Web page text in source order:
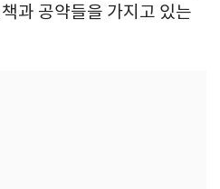
과 공약들을 가지고 있는